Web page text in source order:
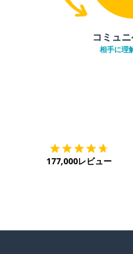
コミュ
相手に理
177,000レビュー